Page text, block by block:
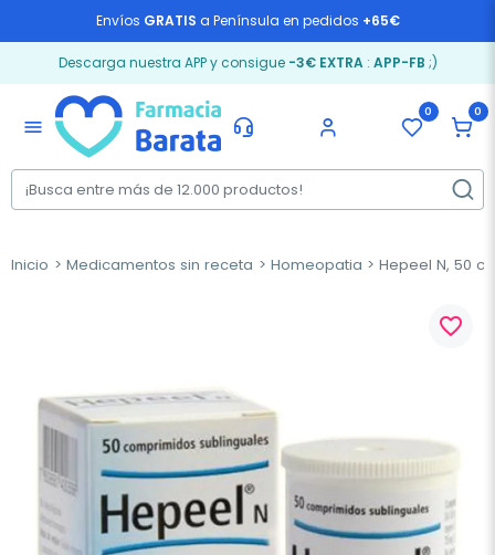
Envíos GRATIS a Península en pedidos +65€
Descarga nuestra APP y consigue -3€ EXTRA: APP-FB ;)
menu
0 0
Inicio Medicamentos sin receta Homeopatia Hepeel N, 50
favorite_border